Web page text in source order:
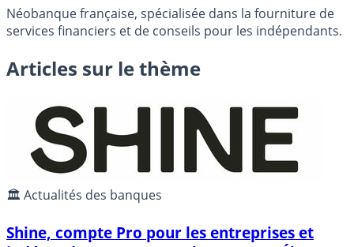
Néobanque française, spécialisée dans la fourniture de
services financiers et de conseils pour les indépendants.
Articles sur le thème
🏛️ Actualités des banques
Shine, compte Pro pour les entreprises et